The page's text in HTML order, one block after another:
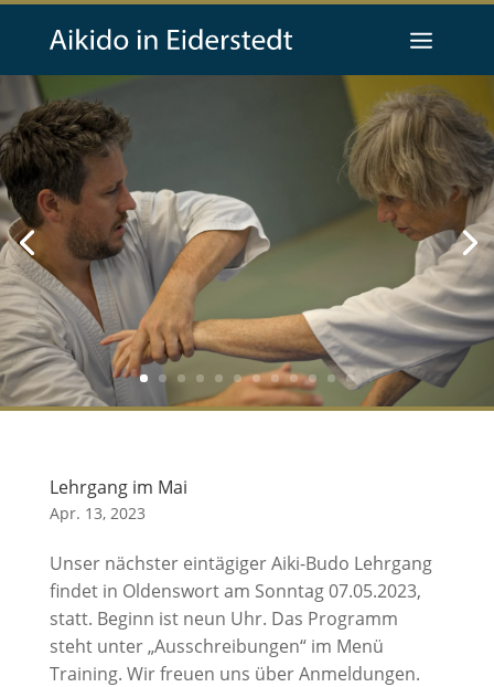
Lehrgang im Mai
Apr. 13, 2023
Unser nächster eintägiger Aiki-Budo Lehrgang
findet in Oldenswort am Sonntag 07.05.2023,
statt. Beginn ist neun Uhr. Das Programm
steht unter „Ausschreibungen“ im Menü
Training. Wir freuen uns über Anmeldungen.